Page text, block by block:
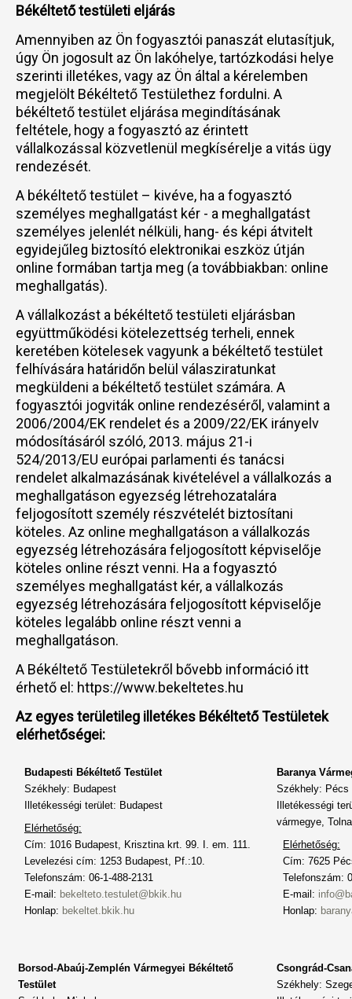
Békéltető testületi eljárás
Amennyiben az Ön fogyasztói panaszát elutasítjuk,
úgy Ön jogosult az Ön lakóhelye, tartózkodási helye
szerinti illetékes, vagy az Ön által a kérelemben
megjelölt Békéltető Testülethez fordulni. A
békéltető testület eljárása megindításának
feltétele, hogy a fogyasztó az érintett
vállalkozással közvetlenül megkísérelje a vitás ügy
rendezését.
A békéltető testület – kivéve, ha a fogyasztó
személyes meghallgatást kér - a meghallgatást
személyes jelenlét nélküli, hang- és képi átvitelt
egyidejűleg biztosító elektronikai eszköz útján
online formában tartja meg (a továbbiakban: online
meghallgatás).
A vállalkozást a békéltető testületi eljárásban
együttműködési kötelezettség terheli, ennek
keretében kötelesek vagyunk a békéltető testület
felhívására határidőn belül válasziratunkat
megküldeni a békéltető testület számára. A
fogyasztói jogviták online rendezéséről, valamint a
2006/2004/EK rendelet és a 2009/22/EK irányelv
módosításáról szóló, 2013. május 21-i
524/2013/EU európai parlamenti és tanácsi
rendelet alkalmazásának kivételével a vállalkozás a
meghallgatáson egyezség létrehozatalára
feljogosított személy részvételét biztosítani
köteles. Az online meghallgatáson a vállalkozás
egyezség létrehozására feljogosított képviselője
köteles online részt venni. Ha a fogyasztó
személyes meghallgatást kér, a vállalkozás
egyezség létrehozására feljogosított képviselője
köteles legalább online részt venni a
meghallgatáson.
A Békéltető Testületekről bővebb információ itt
érhető el: https://www.bekeltetes.hu
Az egyes területileg illetékes Békéltető Testületek
elérhetőségei:
Budapesti Békéltető Testület
Székhely: Budapest
Illetékességi terület: Budapest
Elérhetőség:
Cím: 1016 Budapest, Krisztina krt. 99. I. em. 111.
Levelezési cím: 1253 Budapest, Pf.:10.
Telefonszám: 06-1-488-2131
E-mail: bekelteto.testulet@bkik.hu
Honlap: bekeltet.bkik.hu
Baranya
Székhely: Pécs
Illetékességi
vármegye,
Elérhetőség:
Cím: 7625
Telefonszám:
E-mail:
Honlap:
Borsod-Abaúj-Zemplén Vármegyei Békéltető
Testület
Csongrád-
Székhely: